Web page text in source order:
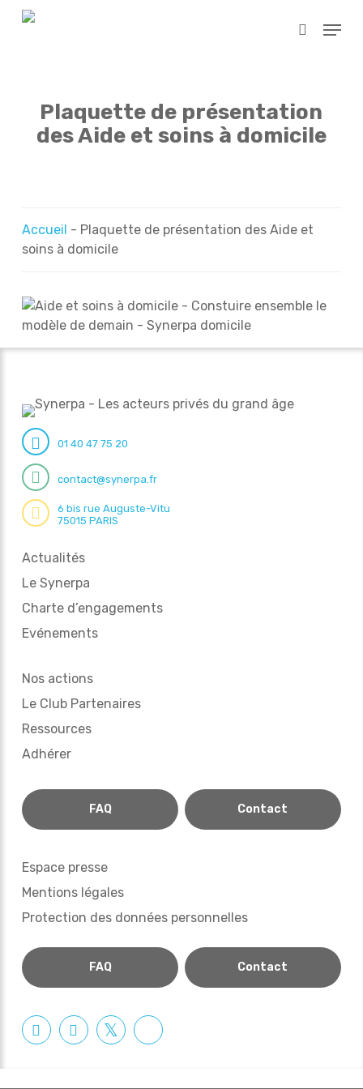
Skip
search
Menu
Plaquette de présentation
des Aide et soins à domicile
Accueil - Plaquette de présentation des Aide et
soins à domicile
01 40 47 75 20
contact@synerpa.fr
6 bis rue Auguste-Vitu
75015 PARIS
Actualités
Le Synerpa
Charte d’engagements
Evénements
Nos actions
Le Club Partenaires
Ressources
Adhérer
FAQ Contact
Espace presse
Mentions légales
Protection des données personnelles
FAQ Contact